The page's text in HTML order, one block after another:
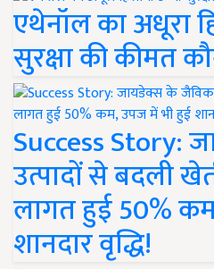
एथेनॉल का अधूरा
सुरक्षा की कीमत
Success Story:
उत्पादों से बदली
लागत हुई 50%
शानदार वृद्धि!